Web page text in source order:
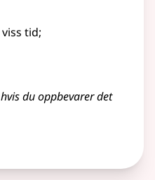
tid;
du oppbevarer det